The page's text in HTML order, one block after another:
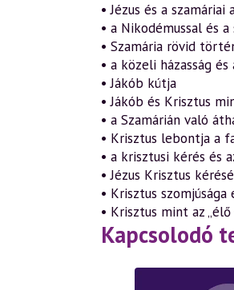
• Jézus és a szamáriai
• a Nikodémussal és
• Szamária rövid
• a közeli házasság
• Jákób kútja
• Jákób és Krisztus
• a Szamárián való
• Krisztus lebontja a
• a krisztusi kérés és
• Jézus Krisztus
• Krisztus szomjúsága
• Krisztus mint az
Kapcsolodó